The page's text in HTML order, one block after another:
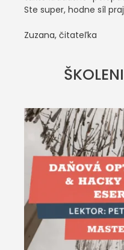
Ste super, hodne síl
Zuzana, čitateľka